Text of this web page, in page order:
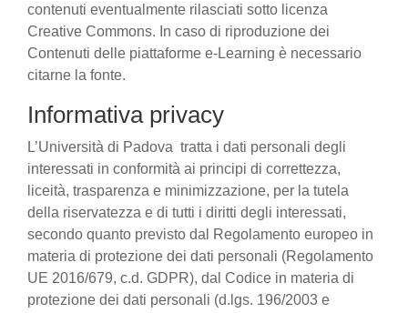
contenuti eventualmente rilasciati sotto licenza
Creative Commons. In caso di riproduzione dei
Contenuti delle piattaforme e-Learning è necessario
citarne la fonte.
Informativa privacy
L’Università di Padova tratta i dati personali degli
interessati in conformità ai principi di correttezza,
liceità, trasparenza e minimizzazione, per la tutela
della riservatezza e di tutti i diritti degli interessati,
secondo quanto previsto dal Regolamento europeo in
materia di protezione dei dati personali (Regolamento
UE 2016/679, c.d. GDPR), dal Codice in materia di
protezione dei dati personali (d.lgs. 196/2003 e